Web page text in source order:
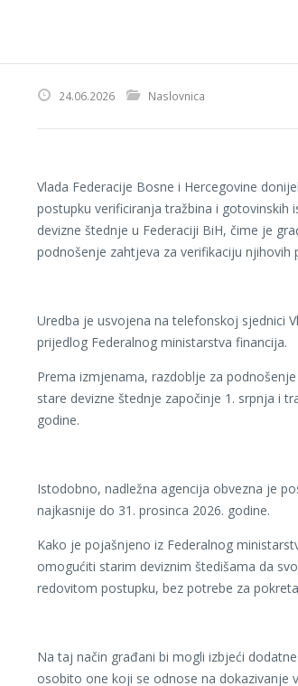
24.06.2026 Naslovnica
Vlada Federacije Bosne i Hercegovine
postupku verificiranja tražbina i gotovinskih
devizne štednje u Federaciji BiH, čime je
podnošenje zahtjeva za verifikaciju njihovih
Uredba je usvojena na telefonskoj sjednici
prijedlog Federalnog ministarstva financija.
Prema izmjenama, razdoblje za
stare devizne štednje započinje 1. srpnja i
godine.
Istodobno, nadležna agencija obvezna je
najkasnije do 31. prosinca 2026. godine.
Kako je pojašnjeno iz Federalnog
omogućiti starim deviznim štedišama da
redovitom postupku, bez potrebe za
Na taj način građani bi mogli izbjeći
osobito one koji se odnose na dokazivanje